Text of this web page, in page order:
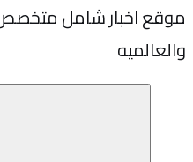
موقع اخبار شامل
والعالميه